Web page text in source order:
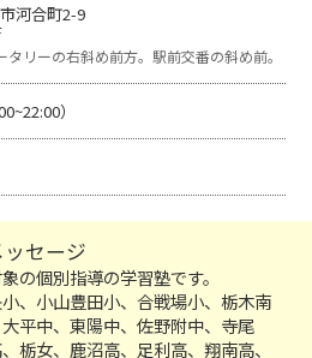
河合町2-9
タリーの右斜め前方。駅前交番の斜め前。
）
セージ
の個別指導の学習塾です。
、小山豊田小、合戦場小、栃木南
平中、東陽中、佐野附中、寺尾
栃女、鹿沼高、足利高、翔南高、